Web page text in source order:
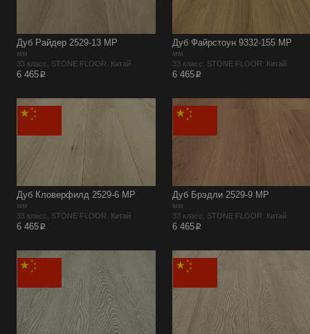
Дуб Райдер 2529-13 MР
мм
33 класс, STONE FLOOR Китай
6 465p
Дуб Файрстоун 9332-155 MР
мм
33 класс, STONE FLOOR Китай
6 465p
Дуб Кловерфилд 2529-6 MР
мм
33 класс, STONE FLOOR Китай
6 465p
Дуб Брэдли 2529-9 MР
мм
33 класс, STONE FLOOR Китай
6 465p